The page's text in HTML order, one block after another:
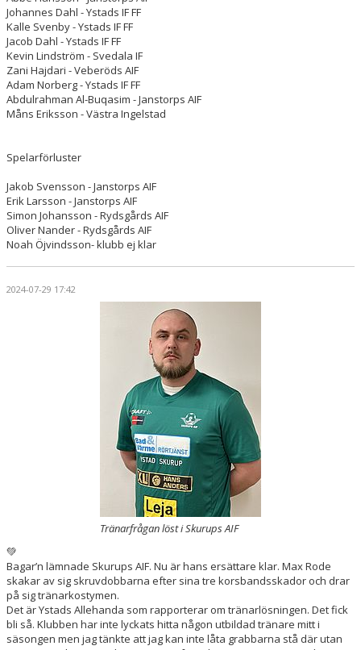
Johannes Dahl - Ystads IF FF
Kalle Svenby - Ystads IF FF
Jacob Dahl - Ystads IF FF
Kevin Lindström - Svedala IF
Zani Hajdari - Veberöds AIF
Adam Norberg - Ystads IF FF
Abdulrahman Al-Buqasim - Janstorps AIF
Måns Eriksson - Västra Ingelstad
Spelarförluster
Jakob Svensson - Janstorps AIF
Erik Larsson - Janstorps AIF
Simon Johansson - Rydsgårds AIF
Oliver Nander - Rydsgårds AIF
Noah Öjvindsson- klubb ej klar
2024-07-29 17:42
Tränarfrågan löst i Skurups AIF
💚
Bagar’n lämnade Skurups AIF. Nu är hans ersättare klar. Max Rode
skakar av sig skruvdobbarna efter sina tre korsbandsskador och drar
på sig tränarkostymen.
Det är Ystads Allehanda som rapporterar om tränarlösningen. Det fick
bli så. Klubben har inte lyckats hitta någon utbildad tränare mitt i
säsongen men jag tänkte att jag kan inte låta grabbarna stå där utan